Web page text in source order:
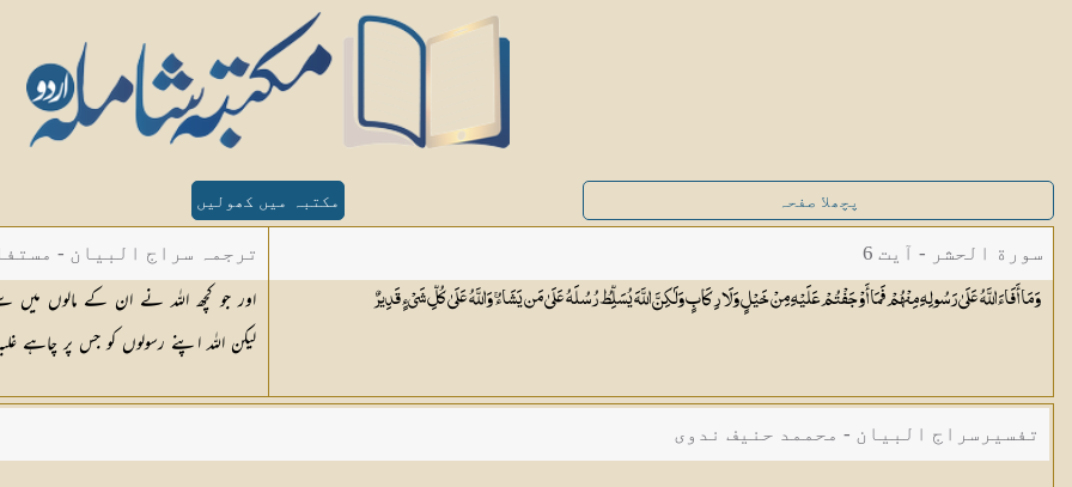
پچھلا صفحہ مکتبہ میں کھولیں
سورة الحشر - آیت 6
وَمَا أَفَاءَ اللَّهُ عَلَىٰ رَسُولِهِ مِنْهُمْ فَمَا أَوْجَفْتُمْ عَلَيْهِ مِنْ خَيْلٍ وَلَا رِكَابٍ وَلَٰكِنَّ اللَّهَ يُسَلِّطُ رُسُلَهُ عَلَىٰ مَن يَشَاءُ ۚ وَاللَّهُ عَلَىٰ كُلِّ شَيْءٍقَدِيرٌ
ترجمہ سراج البیان -
الدین دھلوی
اور جو کچھ اللہ نے ان کے مالوں
لیکن اللہ اپنے رسولوں کو جس پر چاہے
تفسیرسراج البیان - محممد حنیف ندوی